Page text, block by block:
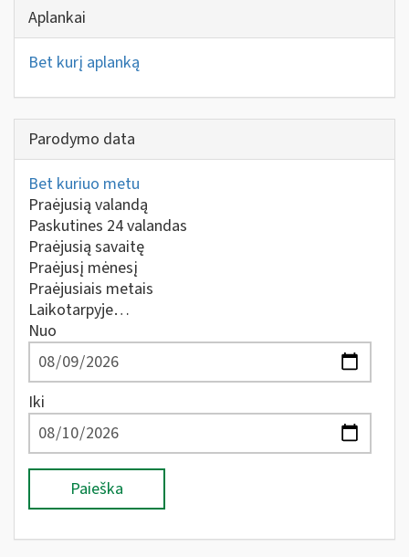
Aplankai
Bet kurį aplanką
Parodymo data
Bet kuriuo metu
Praėjusią valandą
Paskutines 24 valandas
Praėjusią savaitę
Praėjusį mėnesį
Praėjusiais metais
Laikotarpyje…
Nuo
Iki
Paieška